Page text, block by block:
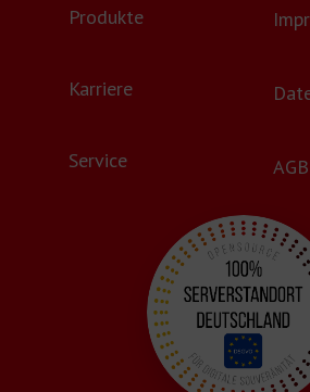
Produkte
Karriere
Service AGB